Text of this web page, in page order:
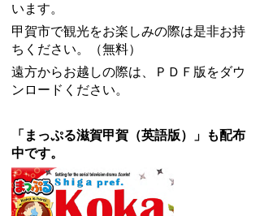
います。
甲賀市で観光をお楽しみの際は是非お持
ちください。（無料）
遠方からお越しの際は、ＰＤＦ版をダウ
ンロードください。
「まっぷる滋賀甲賀（英語版）」も配布
中です。